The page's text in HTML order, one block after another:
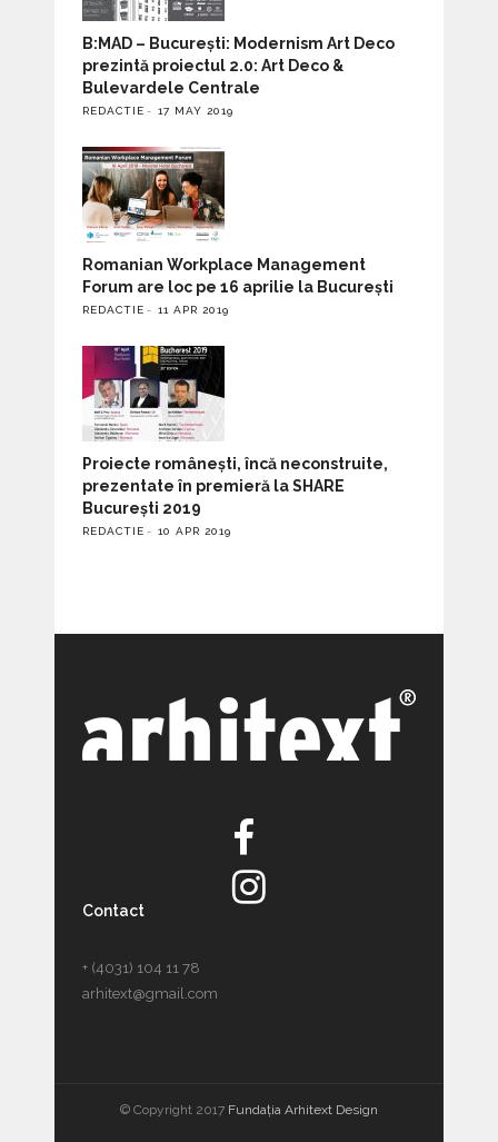
B:MAD – București: Modernism Art Deco
prezintă proiectul 2.0: Art Deco &
Bulevardele Centrale
REDACTIE 17 MAY 2019
Romanian Workplace Management
Forum are loc pe 16 aprilie la București
REDACTIE 11 APR 2019
Proiecte românești, încă neconstruite,
prezentate în premieră la SHARE
București 2019
REDACTIE 10 APR 2019
Contact
+ (4031) 104 11 78
arhitext@gmail.com
© Copyright 2017 Fundația Arhitext Design